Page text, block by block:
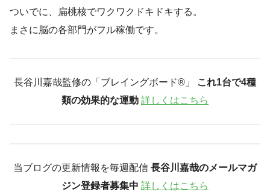
ついでに、扁桃核でワクワクドキドキする。
まさに脳の各部門がフル稼働です。
長谷川嘉哉監修の「ブレイングボード®︎」
これ1台で4種
類の効果的な運動 詳しくはこちら
当ブログの更新情報を毎週配信 長谷川嘉哉のメールマガ
ジン登録者募集中 詳しくはこちら